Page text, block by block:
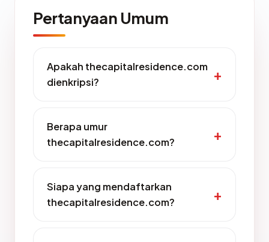
Pertanyaan Umum
Apakah thecapitalresidence.com
dienkripsi?
Berapa umur
thecapitalresidence.com?
Siapa yang mendaftarkan
thecapitalresidence.com?